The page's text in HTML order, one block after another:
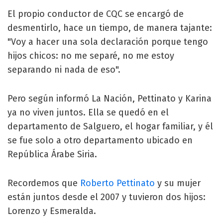
El propio conductor de CQC se encargó de
desmentirlo, hace un tiempo, de manera tajante:
"Voy a hacer una sola declaración porque tengo
hijos chicos: no me separé, no me estoy
separando ni nada de eso".
Pero según informó La Nación, Pettinato y Karina
ya no viven juntos. Ella se quedó en el
departamento de Salguero, el hogar familiar, y él
se fue solo a otro departamento ubicado en
República Árabe Siria.
Recordemos que Roberto Pettinato y su mujer
están juntos desde el 2007 y tuvieron dos hijos:
Lorenzo y Esmeralda.